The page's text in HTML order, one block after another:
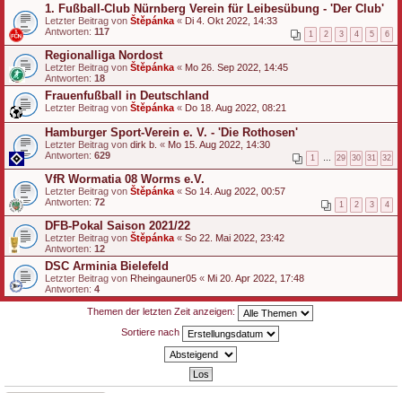
1. Fußball-Club Nürnberg Verein für Leibesübung - 'Der Club'
Letzter Beitrag von Štěpánka « Di 4. Okt 2022, 14:33
Antworten: 117 1 2 3 4 5 6
Regionalliga Nordost
Letzter Beitrag von Štěpánka « Mo 26. Sep 2022, 14:45
Antworten: 18
Frauenfußball in Deutschland
Letzter Beitrag von Štěpánka « Do 18. Aug 2022, 08:21
Hamburger Sport-Verein e. V. - 'Die Rothosen'
Letzter Beitrag von dirk b. « Mo 15. Aug 2022, 14:30
Antworten: 629 1 29 30 31 32
VfR Wormatia 08 Worms e.V.
Letzter Beitrag von Štěpánka « So 14. Aug 2022, 00:57
Antworten: 72 1 2 3 4
DFB-Pokal Saison 2021/22
Letzter Beitrag von Štěpánka « So 22. Mai 2022, 23:42
Antworten: 12
DSC Arminia Bielefeld
Letzter Beitrag von Rheingauner05 « Mi 20. Apr 2022, 17:48
Antworten: 4
Themen der letzten Zeit anzeigen:
Sortiere nach